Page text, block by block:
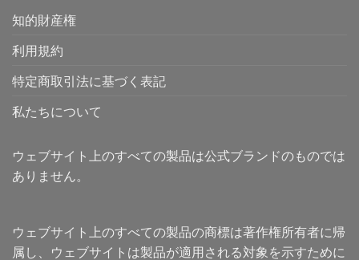
知的財産権
利用規約
特定商取引法に基づく表記
私たちについて
ウェブサイト上のすべての製品は公式ブランドのものでは
ありません。
ウェブサイト上のすべての製品の商標は著作権所有者に帰
属し、ウェブサイトは製品が適用される対象を示すために